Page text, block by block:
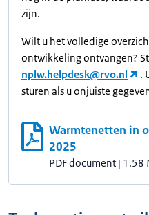
zijn.
Wilt u het volledige
ontwikkeling ontvangen?
nplw.helpdesk@rvo.nl
.
sturen als u onjuiste
Warmtenetten in
2025
PDF document | 1.58